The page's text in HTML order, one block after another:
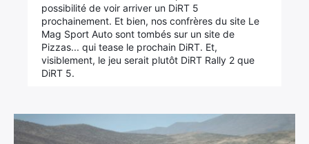
possibilité de voir arriver un DiRT 5
prochainement. Et bien, nos confrères du site Le
Mag Sport Auto sont tombés sur un site de
Pizzas... qui tease le prochain DiRT. Et,
visiblement, le jeu serait plutôt DiRT Rally 2 que
DiRT 5.